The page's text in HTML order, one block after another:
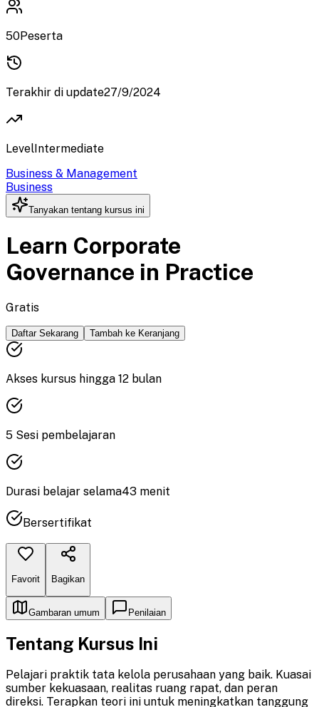
50Peserta
Terakhir di update27/9/2024
LevelIntermediate
Business & Management
Business
Tanyakan tentang kursus ini
Learn Corporate
Governance in Practice
Gratis
Daftar Sekarang Tambah ke Keranjang
Akses kursus hingga 12 bulan
5 Sesi pembelajaran
Durasi belajar selama43 menit
Bersertifikat
Favorit Bagikan
Gambaran umum Penilaian
Tentang Kursus Ini
Pelajari praktik tata kelola perusahaan yang baik. Kuasai
sumber kekuasaan, realitas ruang rapat, dan peran
direksi. Terapkan teori ini untuk meningkatkan tanggung